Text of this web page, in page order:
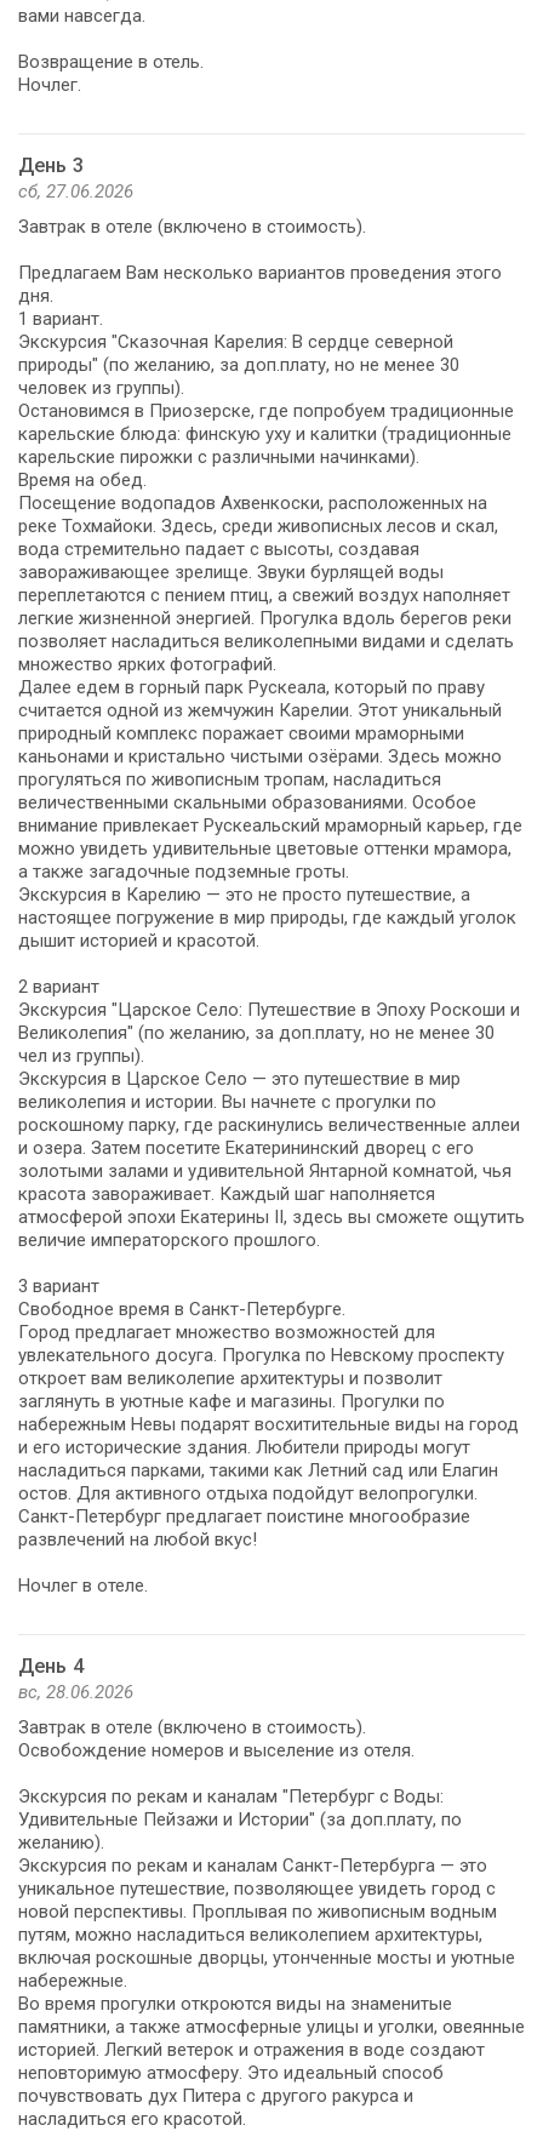
вами навсегда.
Возвращение в отель.
Ночлег.
День 3
сб, 27.06.2026
Завтрак в отеле (включено в стоимость).
Предлагаем Вам несколько вариантов проведения этого
дня.
1 вариант.
Экскурсия "Сказочная Карелия: В сердце северной
природы" (по желанию, за доп.плату, но не менее 30
человек из группы).
Остановимся в Приозерске, где попробуем традиционные
карельские блюда: финскую уху и калитки (традиционные
карельские пирожки с различными начинками).
Время на обед.
Посещение водопадов Ахвенкоски, расположенных на
реке Тохмайоки. Здесь, среди живописных лесов и скал,
вода стремительно падает с высоты, создавая
завораживающее зрелище. Звуки бурлящей воды
переплетаются с пением птиц, а свежий воздух наполняет
легкие жизненной энергией. Прогулка вдоль берегов реки
позволяет насладиться великолепными видами и сделать
множество ярких фотографий.
Далее едем в горный парк Рускеала, который по праву
считается одной из жемчужин Карелии. Этот уникальный
природный комплекс поражает своими мраморными
каньонами и кристально чистыми озёрами. Здесь можно
прогуляться по живописным тропам, насладиться
величественными скальными образованиями. Особое
внимание привлекает Рускеальский мраморный карьер, где
можно увидеть удивительные цветовые оттенки мрамора,
а также загадочные подземные гроты.
Экскурсия в Карелию — это не просто путешествие, а
настоящее погружение в мир природы, где каждый уголок
дышит историей и красотой.
2 вариант
Экскурсия "Царское Село: Путешествие в Эпоху Роскоши и
Великолепия" (по желанию, за доп.плату, но не менее 30
чел из группы).
Экскурсия в Царское Село — это путешествие в мир
великолепия и истории. Вы начнете с прогулки по
роскошному парку, где раскинулись величественные аллеи
и озера. Затем посетите Екатерининский дворец с его
золотыми залами и удивительной Янтарной комнатой, чья
красота завораживает. Каждый шаг наполняется
атмосферой эпохи Екатерины II, здесь вы сможете ощутить
величие императорского прошлого.
3 вариант
Свободное время в Санкт-Петербурге.
Город предлагает множество возможностей для
увлекательного досуга. Прогулка по Невскому проспекту
откроет вам великолепие архитектуры и позволит
заглянуть в уютные кафе и магазины. Прогулки по
набережным Невы подарят восхитительные виды на город
и его исторические здания. Любители природы могут
насладиться парками, такими как Летний сад или Елагин
остов. Для активного отдыха подойдут велопрогулки.
Санкт-Петербург предлагает поистине многообразие
развлечений на любой вкус!
Ночлег в отеле.
День 4
вс, 28.06.2026
Завтрак в отеле (включено в стоимость).
Освобождение номеров и выселение из отеля.
Экскурсия по рекам и каналам "Петербург с Воды:
Удивительные Пейзажи и Истории" (за доп.плату, по
желанию).
Экскурсия по рекам и каналам Санкт-Петербурга — это
уникальное путешествие, позволяющее увидеть город с
новой перспективы. Проплывая по живописным водным
путям, можно насладиться великолепием архитектуры,
включая роскошные дворцы, утонченные мосты и уютные
набережные.
Во время прогулки откроются виды на знаменитые
памятники, а также атмосферные улицы и уголки, овеянные
историей. Легкий ветерок и отражения в воде создают
неповторимую атмосферу. Это идеальный способ
почувствовать дух Питера с другого ракурса и
насладиться его красотой.